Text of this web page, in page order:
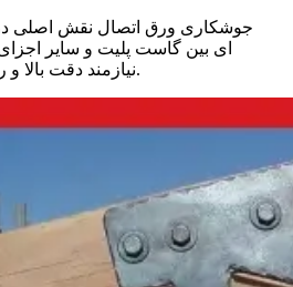
جوشکاری ورق اتصال نقش اصلی در
ای بین گاست پلیت و سایر
نیازمند دقت بالا و رعایت اصول فنی است.